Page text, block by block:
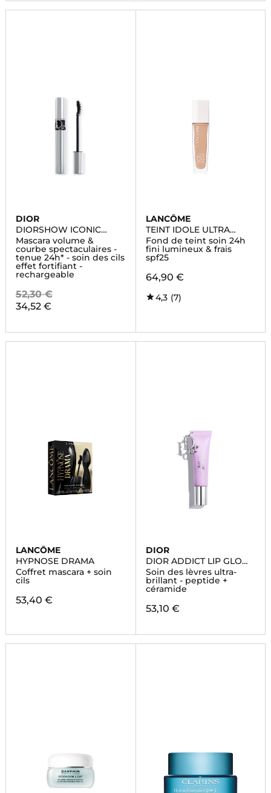
DIOR
DIORSHOW ICONIC
OVERCURL
Mascara volume &
courbe spectaculaires -
tenue 24h* - soin des cils
effet fortifiant -
rechargeable
52,30 €
34,52 €
LANCÔME
TEINT IDOLE ULTRA
WEAR CARE & GLOW
Fond de teint soin 24h
fini lumineux & frais
spf25
64,90 €
4,3 (7)
LANCÔME
HYPNOSE DRAMA
Coffret mascara + soin
cils
53,40 €
DIOR
DIOR ADDICT LIP GLOW
BUTTER
Soin des lèvres ultra-
brillant - peptide +
céramide
53,10 €